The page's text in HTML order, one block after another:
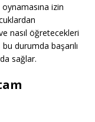
oynamasına izin
nasıl öğretecekleri
durumda başarılı
sağlar.